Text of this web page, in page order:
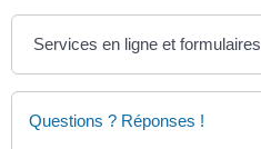
Services en ligne et formulaires
Questions ? Réponses !